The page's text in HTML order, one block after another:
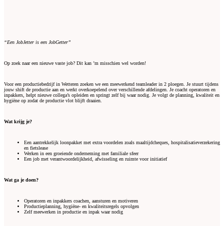
“Een JobJetter is een JobGetter”
Op zoek naar een nieuwe vaste job? Dit kan ’m misschien wel worden!
Voor een productiebedrijf in Wetteren zoeken we een meewerkend teamleader in 2 ploegen. Je stuurt tijdens
jouw shift de productie aan en werkt overkoepelend over verschillende afdelingen. Je coacht operatoren en
inpakkers, helpt nieuwe collega’s opleiden en springt zelf bij waar nodig. Je volgt de planning, kwaliteit en
hygiëne op zodat de productie vlot blijft draaien.
Wat krijg je?
Een aantrekkelijk loonpakket met extra voordelen zoals maaltijdcheques, hospitalisatieverzekering
en fietslease
Werken in een groeiende onderneming met familiale sfeer
Een job met verantwoordelijkheid, afwisseling en ruimte voor initiatief
Wat ga je doen?
Operatoren en inpakkers coachen, aansturen en motiveren
Productieplanning, hygiëne- en kwaliteitsregels opvolgen
Zelf meewerken in productie en inpak waar nodig